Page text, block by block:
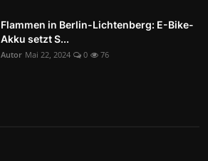
Flammen in Berlin-Lichtenberg: E-Bike-
Akku setzt S...
Autor Mai 22, 2024 0 76